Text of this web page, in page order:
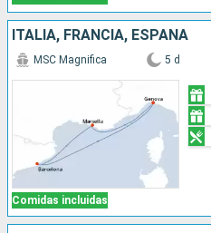
ITALIA, FRANCIA, ESPAÑA
Comidas incluidas
MSC Magnifica 5 d